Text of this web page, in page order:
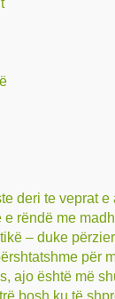
deri te veprat e
rëndë me
– duke
për
ajo është më
bosh ku të